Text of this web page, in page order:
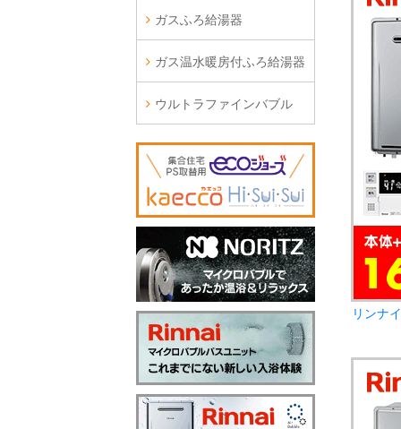
リンナ
ガスふろ給湯器
ガス温水暖房付ふろ給湯器
ウルトラファインバブル